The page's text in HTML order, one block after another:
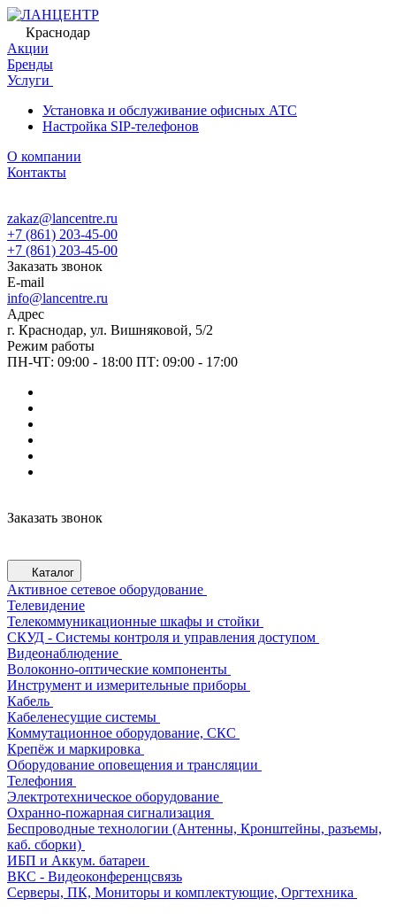
Краснодар
Акции
Бренды
Услуги
Установка и обслуживание офисных АТС
Настройка SIP-телефонов
О компании
Контакты
zakaz@lancentre.ru
+7 (861) 203-45-00
+7 (861) 203-45-00
Заказать звонок
E-mail
info@lancentre.ru
Адрес
г. Краснодар, ул. Вишняковой, 5/2
Режим работы
ПН-ЧТ: 09:00 - 18:00 ПТ: 09:00 - 17:00
Заказать звонок
Каталог
Активное сетевое оборудование
Телевидение
Телекоммуникационные шкафы и стойки
СКУД - Системы контроля и управления доступом
Видеонаблюдение
Волоконно-оптические компоненты
Инструмент и измерительные приборы
Кабель
Кабеленесущие системы
Коммутационное оборудование, СКС
Крепёж и маркировка
Оборудование оповещения и трансляции
Телефония
Электротехническое оборудование
Охранно-пожарная сигнализация
Беспроводные технологии (Антенны, Кронштейны, разъемы,
каб. сборки)
ИБП и Аккум. батареи
ВКС - Видеоконференцсвязь
Серверы, ПК, Мониторы и комплектующие, Оргтехника